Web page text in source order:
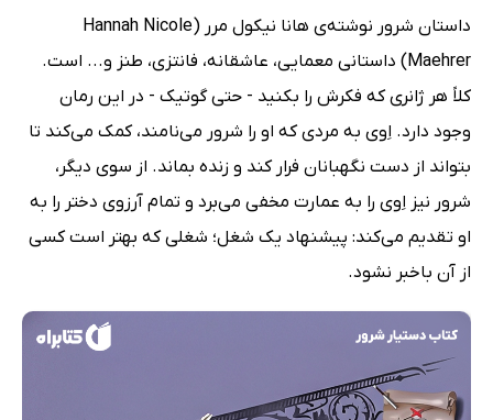
داستان شرور نوشته‌ی هانا نیکول مرر (Hannah Nicole
Maehrer) داستانی معمایی، عاشقانه، فانتزی، طنز و... است.
کلاً هر ژانری که فکرش را بکنید - حتی گوتیک - در این رمان
وجود دارد. اِوی به مردی که او را شرور می‌نامند، کمک می‌کند تا
بتواند از دست نگهبانان فرار کند و زنده بماند. از سوی دیگر،
شرور نیز اِوی را به عمارت مخفی می‌برد و تمام آرزوی دختر را به
او تقدیم می‌کند: پیشنهاد یک شغل؛ شغلی که بهتر است کسی
از آن باخبر نشود.